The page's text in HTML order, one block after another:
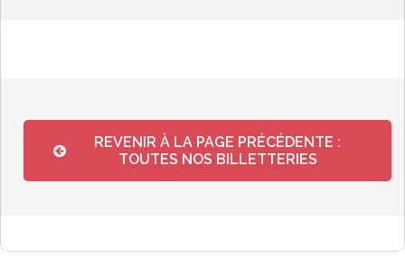
REVENIR À LA PAGE PRÉCÉDENTE :
TOUTES NOS BILLETTERIES